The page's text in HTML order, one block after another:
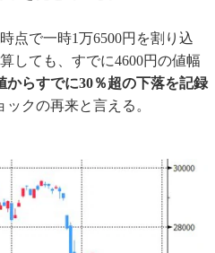
点で一時1万6500円を割り込
しても、すでに4600円の値幅
からすでに30％超の下落を記録
クの再来と言える。